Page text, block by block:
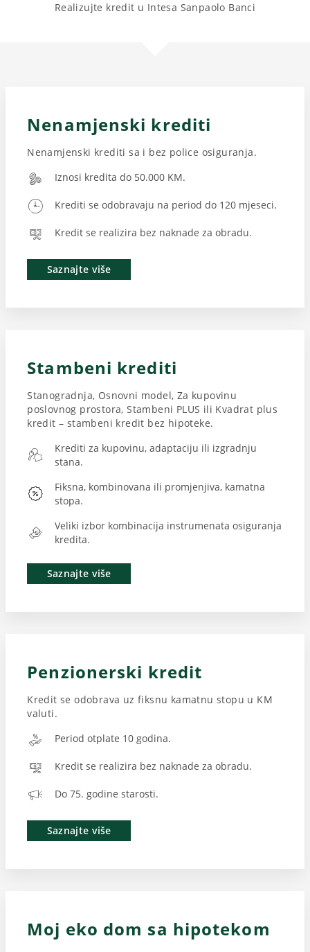
Realizujte kredit u Intesa Sanpaolo Banci
Nenamjenski krediti
Nenamjenski krediti sa i bez police osiguranja.
Iznosi kredita do 50.000 KM.
Krediti se odobravaju na period do 120 mjeseci.
Kredit se realizira bez naknade za obradu.
Saznajte više
Stambeni krediti
Stanogradnja, Osnovni model, Za kupovinu
poslovnog prostora, Stambeni PLUS ili Kvadrat plus
kredit – stambeni kredit bez hipoteke.
Krediti za kupovinu, adaptaciju ili izgradnju
stana.
Fiksna, kombinovana ili promjenjiva, kamatna
stopa.
Veliki izbor kombinacija instrumenata osiguranja
kredita.
Saznajte više
Penzionerski kredit
Kredit se odobrava uz fiksnu kamatnu stopu u KM
valuti.
Period otplate 10 godina.
Kredit se realizira bez naknade za obradu.
Do 75. godine starosti.
Saznajte više
Moj eko dom sa hipotekom